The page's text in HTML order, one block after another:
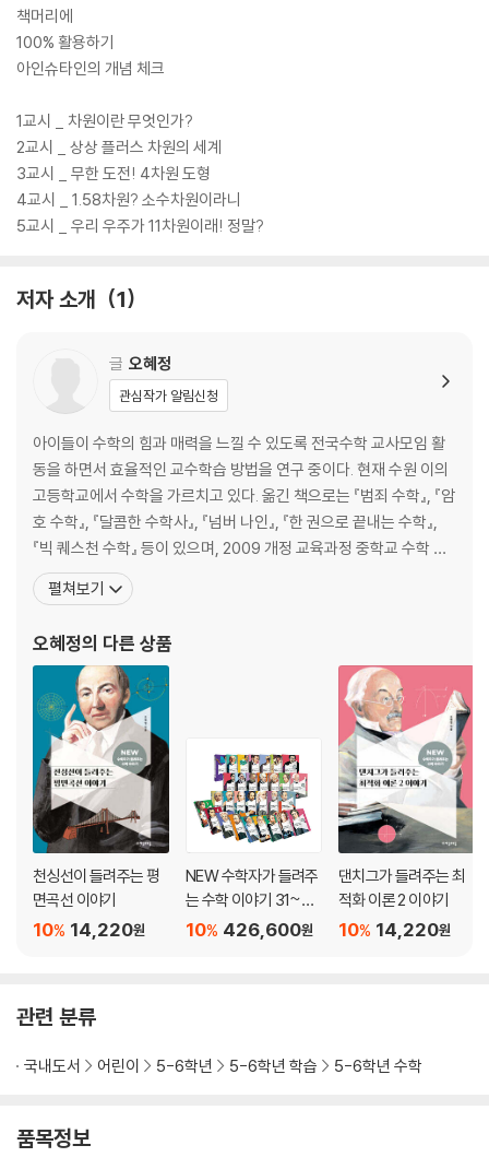
책머리에
100% 활용하기
아인슈타인의 개념 체크
1교시 _ 차원이란 무엇인가?
2교시 _ 상상 플러스 차원의 세계
3교시 _ 무한 도전! 4차원 도형
4교시 _ 1.58차원? 소수차원이라니
5교시 _ 우리 우주가 11차원이래! 정말?
저자 소개 1
글 오혜정
관심작가 알림신청
아이들이 수학의 힘과 매력을 느낄 수 있도록 전국수학 교사모임 활
동을 하면서 효율적인 교수학습 방법을 연구 중이다. 현재 수원 이의
고등학교에서 수학을 가르치고 있다. 옮긴 책으로는 『범죄 수학』, 『암
호 수학』, 『달콤한 수학사』, 『넘버 나인』, 『한 권으로 끝내는 수학』,
『빅 퀘스천 수학』 등이 있으며, 2009 개정 교육과정 중학교 수학 교
과서 및 2015 개정 교육과정 중학교 수학 교과서를 집필하였고, 이외
저서로 『새로 쓰는 초등수학 교과서』, 『아인슈타인이 들려주는 차원
화재를 읽다』, 『수학 언어
펼쳐보기
오혜정의 다른 상품
천싱선이 들려주는 평
면곡선 이야기
14,220원
10%
NEW 수학자가 들려주
는 수학 이야기 31~60
권 세트426,600원
10%
댄치그가 들려주는 최
적화 이론 2 이야기
14,220원
10%
관련 분류
국내도서 어린이 5-6학년 5-6학년 학습 5-6학년 수학
품목정보